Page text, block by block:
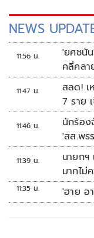
NEWS
11:56 น.
'ยศชนั
คลี่คลา
11:47 น.
สลด! เ
7 ราย
11:46 น.
นักร้องจัดให้ ยื่น ป.ป.
'สส.พร
ทหาร'
11:39 น.
นายกฯ
มากไม่
11:35 น. 'ฮาย อ